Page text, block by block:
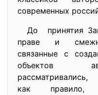
современных
До принятия
праве и
связанные с
объектов
рассматривались,
как